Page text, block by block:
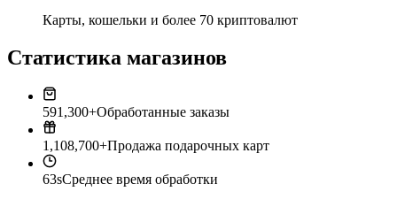
Карты, кошельки и более 70 криптовалют
Статистика магазинов
591,300+Обработанные заказы
1,108,700+Продажа подарочных карт
63sСреднее время обработки